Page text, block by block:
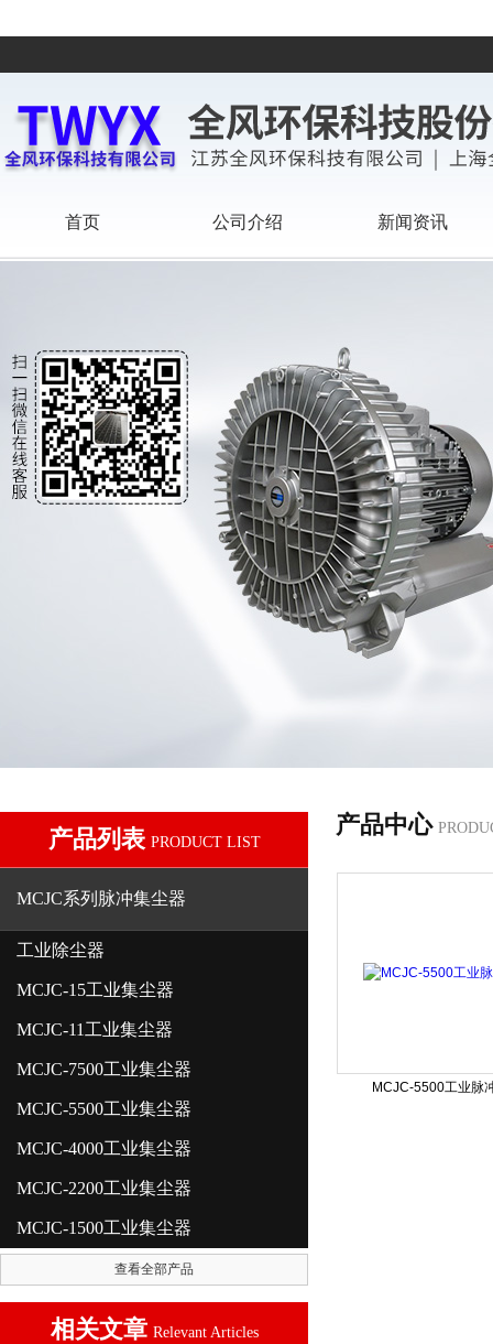
首页 公司介绍 新闻资讯
产品列表 PRODUCT LIST
MCJC系列脉冲集尘器
工业除尘器
MCJC-15工业集尘器
MCJC-11工业集尘器
MCJC-7500工业集尘器
MCJC-5500工业集尘器
MCJC-4000工业集尘器
MCJC-2200工业集尘器
MCJC-1500工业集尘器
查看全部产品
相关文章 Relevant Articles
产品中心
MCJC-5500工业脉